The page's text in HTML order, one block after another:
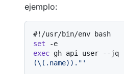
ejemplo:
#!/usr/bin/env bash
set
exec gh api user --jq
(\(.name))."'